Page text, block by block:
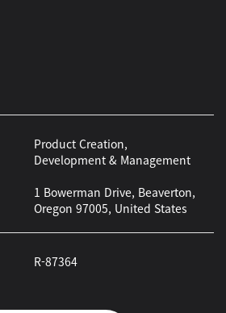
Product Creation,
Development & Management
1 Bowerman Drive, Beaverton,
Oregon 97005, United States
R-87364